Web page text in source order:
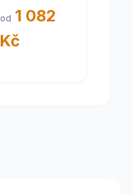
od 1 082
Kč